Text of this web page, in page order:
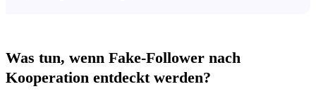
Was tun, wenn Fake-Follower nach
Kooperation entdeckt werden?